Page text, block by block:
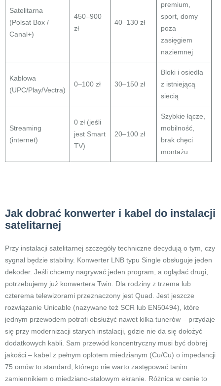
Satelitarna
(Polsat Box /
Canal+)
450–900
zł
40–130 zł
premium,
sport, domy
poza
zasięgiem
naziemnej
Kablowa
(UPC/Play/Vectra)
0–100 zł 30–150 zł
Bloki i osiedla
z istniejącą
siecią
Streaming
(internet)
0 zł (jeśli
jest Smart
TV)
20–100 zł
Szybkie łącze,
mobilność,
brak chęci
montażu
Jak dobrać konwerter i kabel do instalacji
satelitarnej
Przy instalacji satelitarnej szczegóły techniczne decydują o tym, czy
sygnał będzie stabilny. Konwerter LNB typu Single obsługuje jeden
dekoder. Jeśli chcemy nagrywać jeden program, a oglądać drugi,
potrzebujemy już konwertera Twin. Dla rodziny z trzema lub
czterema telewizorami przeznaczony jest Quad. Jest jeszcze
rozwiązanie Unicable (nazywane też SCR lub EN50494), które
jednym przewodem potrafi obsłużyć nawet kilka tunerów – przydaje
się przy modernizacji starych instalacji, gdzie nie da się dołożyć
dodatkowych kabli. Sam przewód koncentryczny musi być dobrej
jakości – kabel z pełnym oplotem miedzianym (Cu/Cu) o impedancji
75 omów to standard, którego nie warto zastępować tanim
zamiennikiem o miedziano-stalowym ekranie. Różnica w cenie to